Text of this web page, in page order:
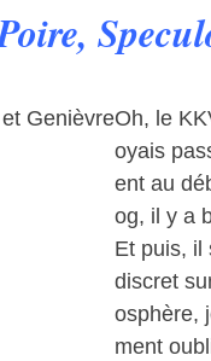
Oh, le
oyais
ent au
og, il y a
Et puis, il
discret
osphère,
ment